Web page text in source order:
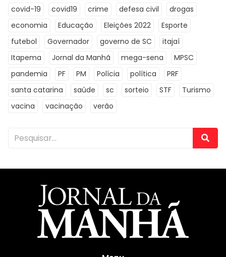
covid-19
covid19 crime defesa civil
drogas
economia
Educação Eleições 2022
Esporte
futebol
Governador governo de SC
itajaí
Itapema
Jornal da Manhã mega-sena
MPSC
pandemia
PF PM Polícia política
PRF
santa catarina
saúde sc sorteio STF
Turismo
vacina
vacinação verão